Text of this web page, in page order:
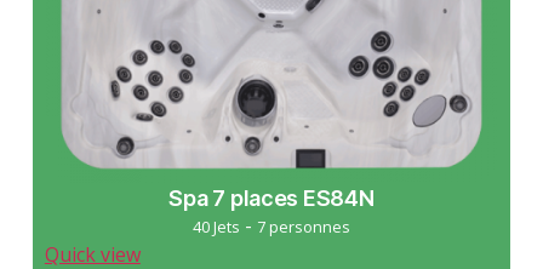
Spa 7 places ES84N
40 Jets - 7 personnes
Quick view